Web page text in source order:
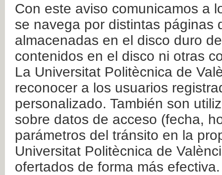
Con este aviso comunicamos a
se navega por distintas páginas
almacenadas en el disco duro
contenidos en el disco ni otras
La Universitat Politècnica de
reconocer a los usuarios
personalizado. También son
sobre datos de acceso (fecha,
parámetros del tránsito en la
Universitat Politècnica de
ofertados de forma más efectiva.